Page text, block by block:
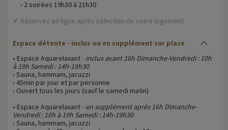
› 2 soirées 19h30 à 21h30
✔ Réservez en ligne après sélection de votre logement
Espace détente - inclus ou en supplément sur place
• Espace Aquarelaxant - inclus avant 16h Dimanche-Vendredi : 10h
à 19h Samedi : 14h-19h30
› Sauna, hammam, jacuzzi
› 45min par jour et par personne
› Ouvert tous les jours (sauf le samedi matin)
• Espace Aquarelaxant - en supplément après 16h Dimanche-
Vendredi : 10h à 19h Samedi : 14h-19h30
› Sauna, hammam, jacuzzi